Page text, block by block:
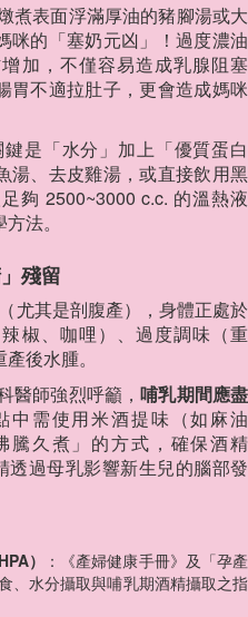
煮表面浮滿厚油的豬腳湯或大
咪的「塞奶元凶」！過度濃油
加，不僅容易造成乳腺阻塞
胃不適拉肚子，更會造成媽咪
是「水分」加上「優質蛋白
湯、去皮雞湯，或直接飲用黑
夠 2500~3000 c.c. 的溫熱液
法。
殘留
尤其是剖腹產），身體正處於
椒、咖哩）、過度調味（重
後水腫。
醫師強烈呼籲，哺乳期間應盡
中需使用米酒提味（如麻油
騰久煮」的方式，確保酒精
透過母乳影響新生兒的腦部發
）
：《產婦健康手冊》及「孕產
、水分攝取與哺乳期酒精攝取之指